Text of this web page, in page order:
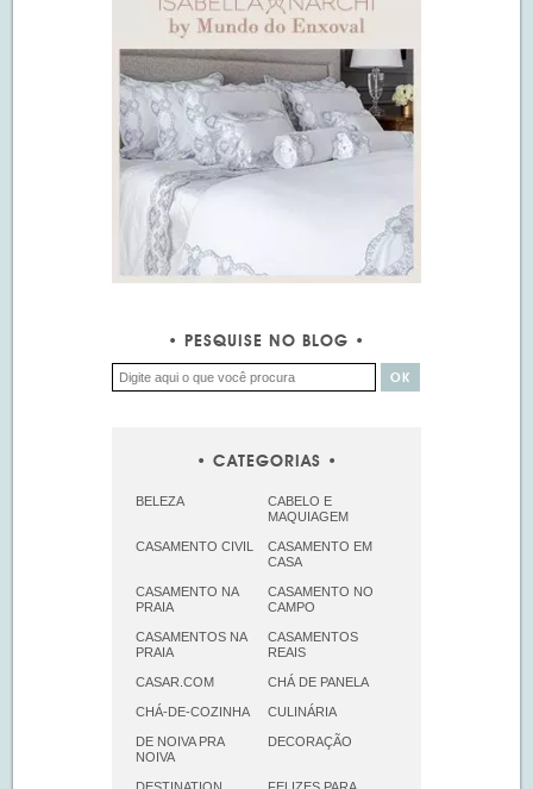
PESQUISE NO BLOG
CATEGORIAS
BELEZA
CABELO E
MAQUIAGEM
CASAMENTO CIVIL
CASAMENTO EM
CASA
CASAMENTO NA
PRAIA
CASAMENTO NO
CAMPO
CASAMENTOS NA
PRAIA
CASAMENTOS
REAIS
CASAR.COM CHÁ DE PANELA
CHÁ-DE-COZINHA CULINÁRIA
DE NOIVA PRA
NOIVA
DECORAÇÃO